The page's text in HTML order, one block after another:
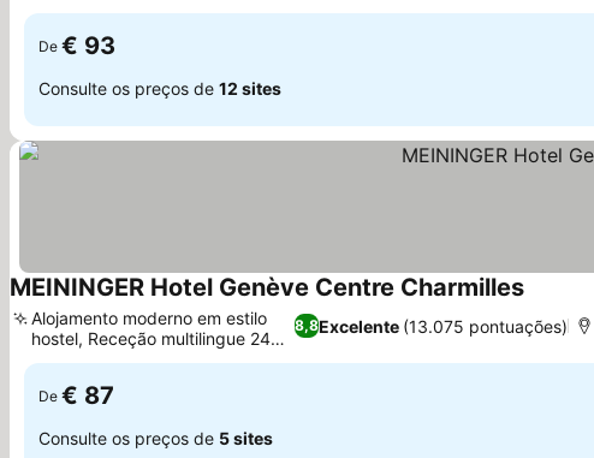
De € 93
Consulte os preços de 12 sites
MEININGER Hotel Genève Centre Charmilles
8,8Excelente (13.075 pontuações)
Alojamento moderno em estilo
hostel, Receção multilingue 24
horas
De € 87
Consulte os preços de 5 sites